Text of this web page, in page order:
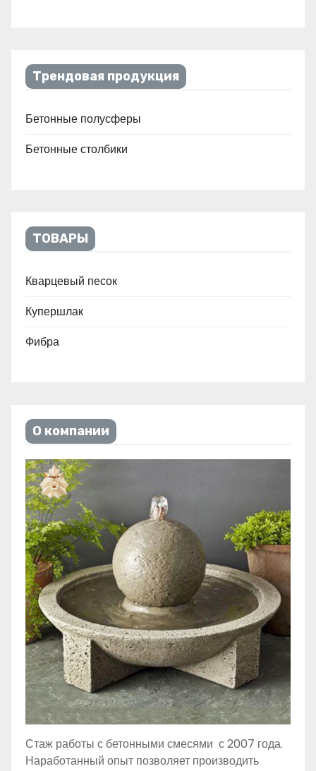
Трендовая продукция
Бетонные полусферы
Бетонные столбики
ТОВАРЫ
Кварцевый песок
Купершлак
Фибра
О компании
Стаж работы с бетонными смесями с 2007 года.
Наработанный опыт позволяет производить